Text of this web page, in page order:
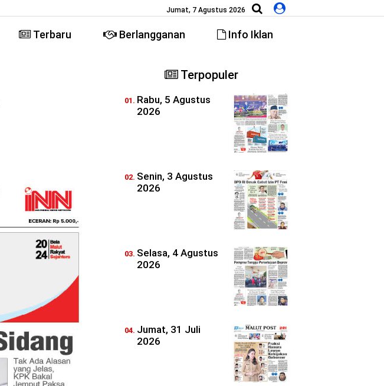
Jumat, 7 Agustus 2026
Terbaru Berlangganan Info Iklan
Terpopuler
Rabu, 5 Agustus
2026
Senin, 3 Agustus
2026
Selasa, 4 Agustus
2026
Jumat, 31 Juli
2026